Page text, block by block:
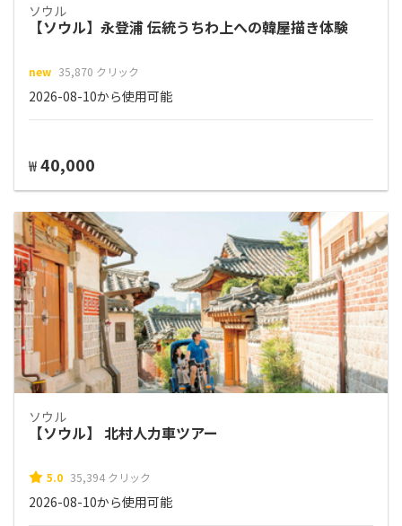
ソウル
【ソウル】永登浦 伝統うちわ上への韓屋描き体験
new 35,870 クリック
2026-08-10から使用可能
₩40,000
ソウル
【ソウル】 北村人力車ツアー
5.0 35,394 クリック
2026-08-10から使用可能